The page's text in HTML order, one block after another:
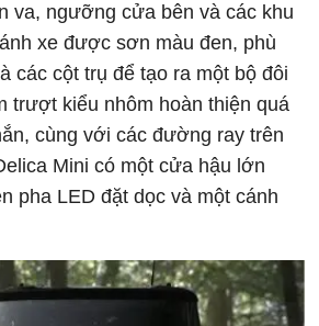
va, ngưỡng cửa bên và các khu
xe được sơn màu đen, phù
các cột trụ để tạo ra một bộ đôi
trượt kiểu nhôm hoàn thiện quá
cùng với các đường ray trên
Mini có một cửa hậu lớn
pha LED đặt dọc và một cánh